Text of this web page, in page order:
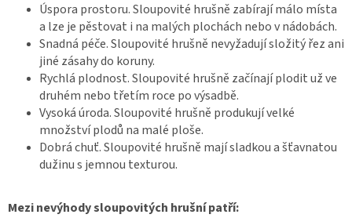
Úspora prostoru. Sloupovité hrušně zabírají málo místa
a lze je pěstovat i na malých plochách nebo v nádobách.
Snadná péče. Sloupovité hrušně nevyžadují složitý řez ani
jiné zásahy do koruny.
Rychlá plodnost. Sloupovité hrušně začínají plodit už ve
druhém nebo třetím roce po výsadbě.
Vysoká úroda. Sloupovité hrušně produkují velké
množství plodů na malé ploše.
Dobrá chuť. Sloupovité hrušně mají sladkou a šťavnatou
dužinu s jemnou texturou.
Mezi nevýhody sloupovitých hrušní patří: